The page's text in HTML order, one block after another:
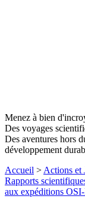
Menez à bien
Des voyages
Des aventures hors
développement
Accueil > Actions et
Rapports
aux expéditions